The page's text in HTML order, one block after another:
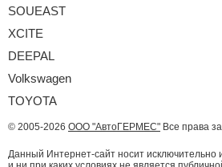
SOUEAST
XCITE
DEEPAL
Volkswagen
TOYOTA
© 2005-2026 ООО "АвтоГЕРМЕС" Все права
Данный Интернет-сайт носит